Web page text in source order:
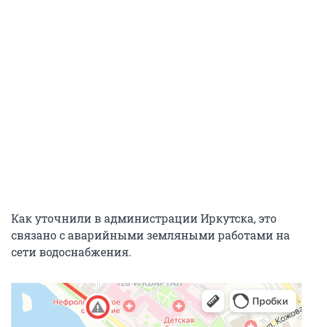
Как уточнили в администрации Иркутска, это
связано с аварийными земляными работами на
сети водоснабжения.